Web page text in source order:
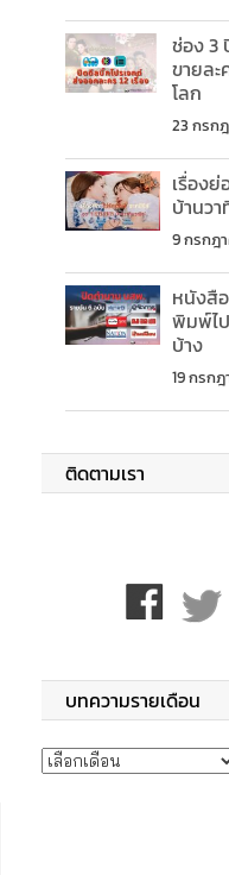
ช่อง 3
ขายละ
โลก
23 กรก
เรื่องย่
บ้านว
9 กรกฎ
หนังสื
พิมพ์ไ
บ้าง
19 กรก
ติดตามเรา
บทความรายเดือน
บทความรายเดือน